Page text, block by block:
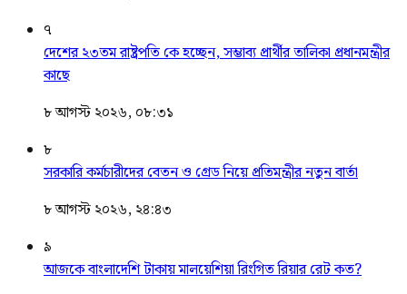
৭
দেশের ২৩তম রাষ্ট্রপতি কে হচ্ছেন, সম্ভাব্য প্রার্থীর তালিকা প্রধানমন্ত্রীর
কাছে
৮ আগস্ট ২০২৬, ০৮:৩১
৮
সরকারি কর্মচারীদের বেতন ও গ্রেড নিয়ে প্রতিমন্ত্রীর নতুন বার্তা
৮ আগস্ট ২০২৬, ২৪:৪৩
৯
আজকে বাংলাদেশি টাকায় মালয়েশিয়া রিংগিত রিয়ার রেট কত?